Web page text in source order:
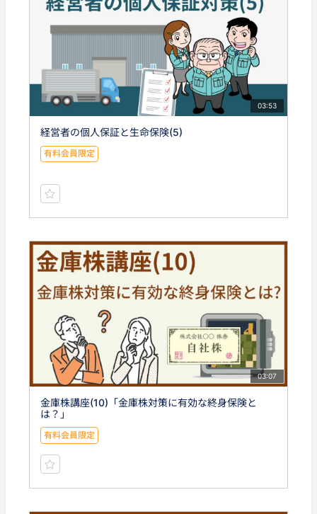
03:53
経営者の個人保証と生命保険(5)
有料会員限定
03:07
金庫株講座(10)「金庫株対策に有効な終身保険と
は？」
有料会員限定